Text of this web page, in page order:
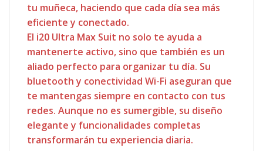
tu muñeca, haciendo que cada día sea más
eficiente y conectado.
El i20 Ultra Max Suit no solo te ayuda a
mantenerte activo, sino que también es un
aliado perfecto para organizar tu día. Su
bluetooth y conectividad Wi-Fi aseguran que
te mantengas siempre en contacto con tus
redes. Aunque no es sumergible, su diseño
elegante y funcionalidades completas
transformarán tu experiencia diaria.